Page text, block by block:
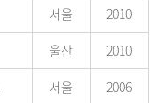
서울
2010
울산
2010
서울
2006